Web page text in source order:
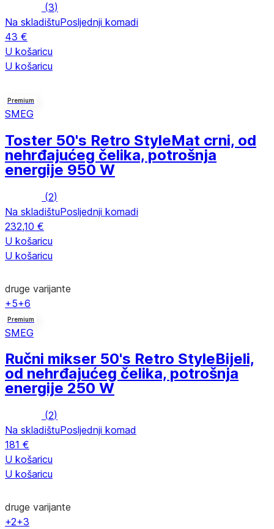
(3)
Na skladištuPosljednji komadi
43 €
U košaricu
U košaricu
Premium
SMEG
Toster 50's Retro StyleMat crni, od
nehrđajućeg čelika, potrošnja
energije 950 W
(2)
Na skladištuPosljednji komadi
232,10 €
U košaricu
U košaricu
druge varijante
+5+6
Premium
SMEG
Ručni mikser 50's Retro StyleBijeli,
od nehrđajućeg čelika, potrošnja
energije 250 W
(2)
Na skladištuPosljednji komad
181 €
U košaricu
U košaricu
druge varijante
+2+3